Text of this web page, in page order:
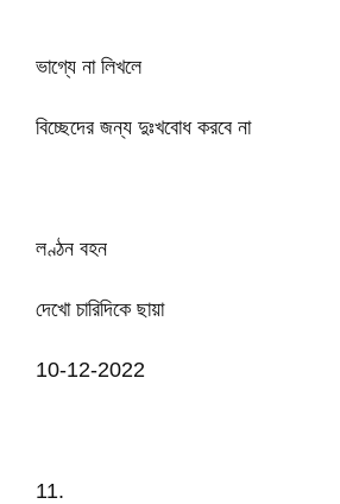
ভাগ্যে না লিখলে
বিচ্ছেদের জন্য দুঃখবোধ করবে না
লণ্ঠন বহন
দেখো চারিদিকে ছায়া
10-12-2022
11.